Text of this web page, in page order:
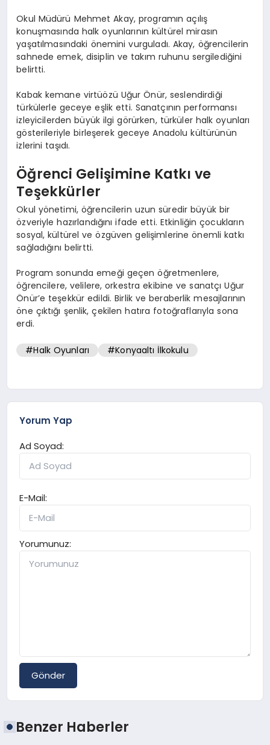
Okul Müdürü Mehmet Akay, programın açılış
konuşmasında halk oyunlarının kültürel mirasın
yaşatılmasındaki önemini vurguladı. Akay, öğrencilerin
sahnede emek, disiplin ve takım ruhunu sergilediğini
belirtti.
Kabak kemane virtüözü Uğur Önür, seslendirdiği
türkülerle geceye eşlik etti. Sanatçının performansı
izleyicilerden büyük ilgi görürken, türküler halk oyunları
gösterileriyle birleşerek geceye Anadolu kültürünün
izlerini taşıdı.
Öğrenci Gelişimine Katkı ve
Teşekkürler
Okul yönetimi, öğrencilerin uzun süredir büyük bir
özveriyle hazırlandığını ifade etti. Etkinliğin çocukların
sosyal, kültürel ve özgüven gelişimlerine önemli katkı
sağladığını belirtti.
Program sonunda emeği geçen öğretmenlere,
öğrencilere, velilere, orkestra ekibine ve sanatçı Uğur
Önür’e teşekkür edildi. Birlik ve beraberlik mesajlarının
öne çıktığı şenlik, çekilen hatıra fotoğraflarıyla sona
erdi.
#Halk Oyunları #Konyaaltı İlkokulu
Yorum Yap
Ad Soyad:
E-Mail:
Yorumunuz:
Gönder
Benzer Haberler